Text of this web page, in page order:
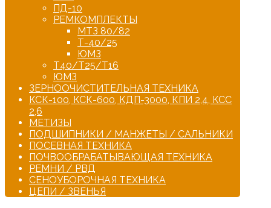
ПД-10
РЕМКОМПЛЕКТЫ
МТЗ 80/82
Т-40/25
ЮМЗ
Т40/Т25/Т16
ЮМЗ
ЗЕРНООЧИСТИТЕЛЬНАЯ ТЕХНИКА
КСК-100, КСК-600, КДП-3000, КПИ 2,4, КСС
2,6
МЕТИЗЫ
ПОДШИПНИКИ / МАНЖЕТЫ / САЛЬНИКИ
ПОСЕВНАЯ ТЕХНИКА
ПОЧВООБРАБАТЫВАЮЩАЯ ТЕХНИКА
РЕМНИ / РВД
СЕНОУБОРОЧНАЯ ТЕХНИКА
ЦЕПИ / ЗВЕНЬЯ